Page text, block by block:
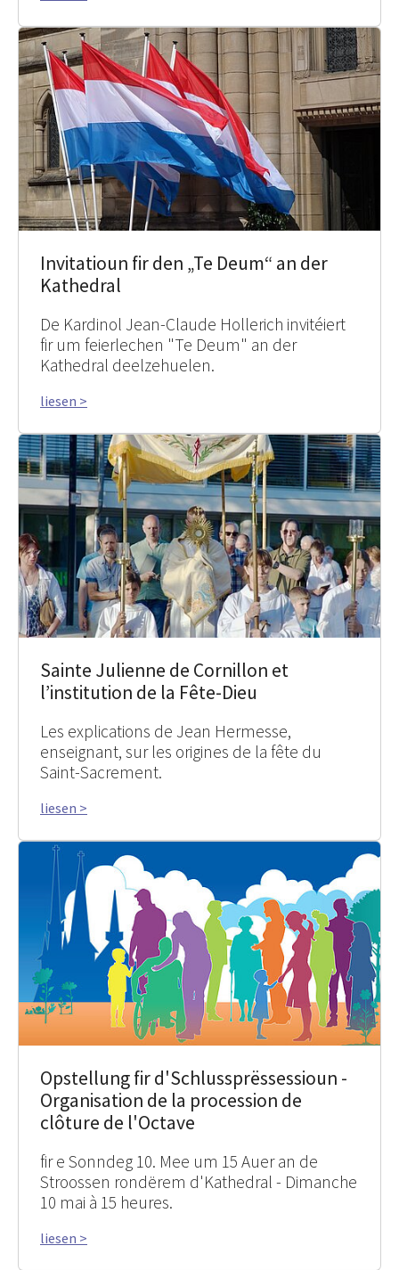
Invitatioun fir den „Te Deum“ an der
Kathedral
De Kardinol Jean-Claude Hollerich invitéiert
fir um feierlechen "Te Deum" an der
Kathedral deelzehuelen.
liesen >
Sainte Julienne de Cornillon et
l’institution de la Fête-Dieu
Les explications de Jean Hermesse,
enseignant, sur les origines de la fête du
Saint-Sacrement.
liesen >
Opstellung fir d'Schlussprëssessioun -
Organisation de la procession de
clôture de l'Octave
fir e Sonndeg 10. Mee um 15 Auer an de
Stroossen rondërem d'Kathedral - Dimanche
10 mai à 15 heures.
liesen >